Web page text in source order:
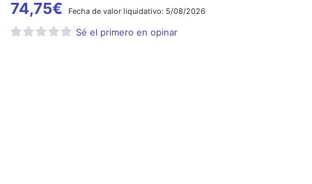
74,75€ Fecha de valor liquidativo: 5/08/2026
Sé el primero en opinar